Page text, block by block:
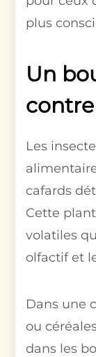
plus
Un
Les
cafards
Cette
volatiles
olfactif et
Dans une
ou
dans les